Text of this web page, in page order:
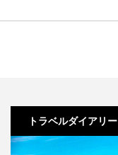
トラベルダイアリー